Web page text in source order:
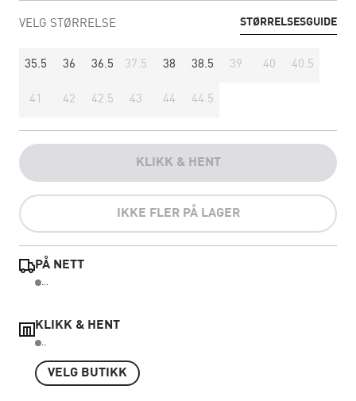
VELG STØRRELSE STØRRELSESGUIDE
35.5 36 36.5 37.5 38 38.5 39 40 40.5
41 42 42.5 43 44 44.5
KLIKK & HENT
IKKE FLER PÅ LAGER
PÅ NETT
...
KLIKK & HENT
..
VELG BUTIKK